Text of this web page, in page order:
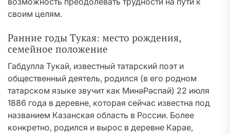
своим целям.
Ранние годы Тукая: место рождения,
семейное положение
Габдулла Тукай, известный татарский поэт и
общественный деятель, родился (в его родном
татарском языке звучит как МинәРәспай) 22 июля
1886 года в деревне, которая сейчас известна под
названием Казанская область в России. Более
конкретно, родился и вырос в деревне Карае,